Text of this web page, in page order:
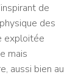
de
des
exploitée
mais
aussi bien au